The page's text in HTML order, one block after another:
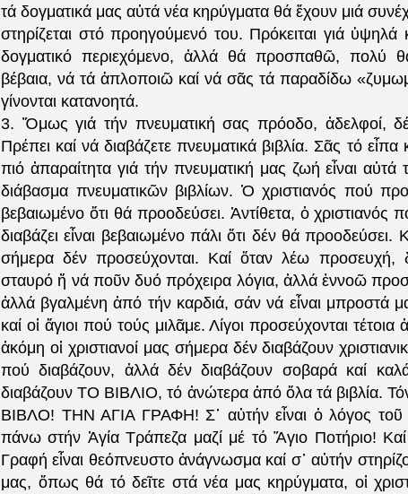
τά δογματικά μας αὐτά νέα κηρύγματα θά ἔχουν μιά
στηρίζεται στό προηγούμενό του. Πρόκειται γιά
δογματικό περιεχόμενο, ἀλλά θά προσπαθῶ, πολύ
βέβαια, νά τά ἁπλοποιῶ καί νά σᾶς τά παραδίδω
γίνονται κατανοητά.
3. Ὅμως γιά τήν πνευματική σας πρόοδο, ἀδελφοί,
Πρέπει καί νά διαβάζετε πνευματικά βιβλία. Σᾶς τό εἶπα
πιό ἀπαραίτητα γιά τήν πνευματική μας ζωή εἶναι
διάβασμα πνευματικῶν βιβλίων. Ὁ χριστιανός πού
βεβαιωμένο ὅτι θά προοδεύσει. Ἀντίθετα, ὁ χριστιανός
διαβάζει εἶναι βεβαιωμένο πάλι ὅτι δέν θά προοδεύσει.
σήμερα δέν προσεύχονται. Καί ὅταν λέω
σταυρό ἤ νά ποῦν δυό πρόχειρα λόγια, ἀλλά ἐννοῶ
ἀλλά βγαλμένη ἀπό τήν καρδιά, σάν νά εἶναι μπροστά
καί οἱ ἅγιοι πού τούς μιλᾶμε. Λίγοι προσεύχονται
ἀκόμη οἱ χριστιανοί μας σήμερα δέν διαβάζουν
πού διαβάζουν, ἀλλά δέν διαβάζουν σοβαρά καί καλά
διαβάζουν ΤΟ ΒΙΒΛΙΟ, τό ἀνώτερα ἀπό ὅλα τά βιβλία.
ΒΙΒΛΟ! ΤΗΝ ΑΓΙΑ ΓΡΑΦΗ! Σ᾽ αὐτήν εἶναι ὁ λόγος τοῦ
πάνω στήν Ἁγία Τράπεζα μαζί μέ τό Ἅγιο Ποτήριο!
Γραφή εἶναι θεόπνευστο ἀνάγνωσμα καί σ᾽ αὐτήν
μας, ὅπως θά τό δεῖτε στά νέα μας κηρύγματα, οἱ